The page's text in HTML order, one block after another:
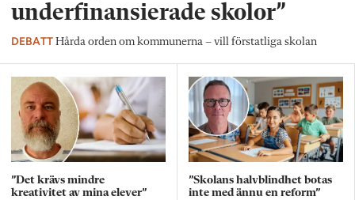
underfinansierade skolor”
DEBATT Hårda orden om kommunerna – vill förstatliga skolan
”Det krävs mindre
kreativitet av mina elever”
”Skolans halvblindhet botas
inte med ännu en reform”